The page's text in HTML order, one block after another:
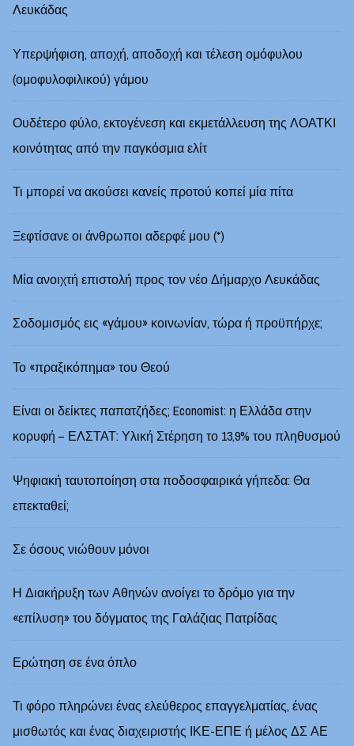
Λευκάδας
Υπερψήφιση, αποχή, αποδοχή και τέλεση ομόφυλου
(ομοφυλοφιλικού) γάμου
Ουδέτερο φύλο, εκτογένεση και εκμετάλλευση της ΛΟΑΤΚΙ
κοινότητας από την παγκόσμια ελίτ
Τι μπορεί να ακούσει κανείς προτού κοπεί μία πίτα
Ξεφτίσανε οι άνθρωποι αδερφέ μου (*)
Μία ανοιχτή επιστολή προς τον νέο Δήμαρχο Λευκάδας
Σοδομισμός εις «γάμου» κοινωνίαν, τώρα ή προϋπήρχε;
Το «πραξικόπημα» του Θεού
Είναι οι δείκτες παπατζήδες; Economist: η Ελλάδα στην
κορυφή – ΕΛΣΤΑΤ: Υλική Στέρηση το 13,9% του πληθυσμού
Ψηφιακή ταυτοποίηση στα ποδοσφαιρικά γήπεδα: Θα
επεκταθεί;
Σε όσους νιώθουν μόνοι
Η Διακήρυξη των Αθηνών ανοίγει το δρόμο για την
«επίλυση» του δόγματος της Γαλάζιας Πατρίδας
Ερώτηση σε ένα όπλο
Τι φόρο πληρώνει ένας ελεύθερος επαγγελματίας, ένας
μισθωτός και ένας διαχειριστής ΙΚΕ-ΕΠΕ ή μέλος ΔΣ ΑΕ